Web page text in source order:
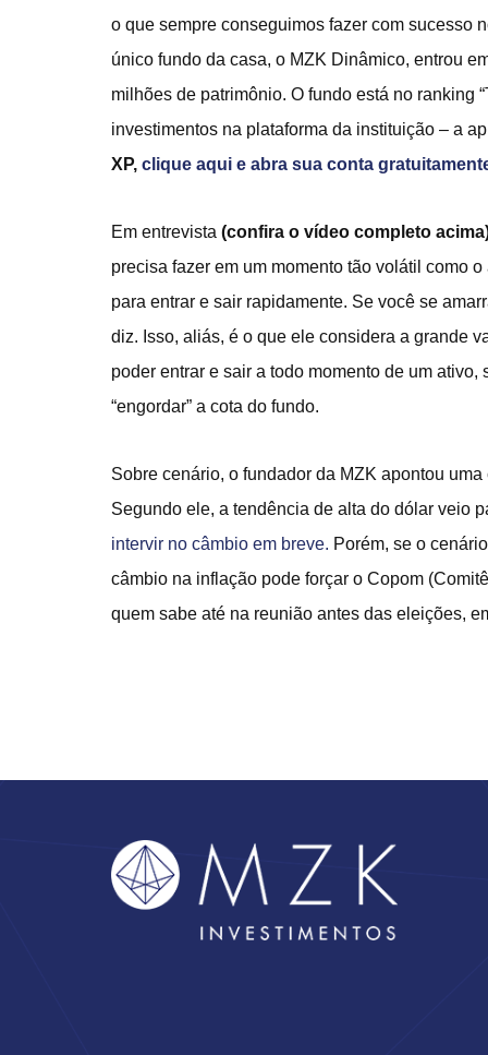
o que sempre conseguimos fazer com sucesso
único fundo da casa, o MZK Dinâmico, entrou
milhões de patrimônio. O fundo está no ranking
investimentos na plataforma da instituição – a
XP, clique aqui e abra sua conta
Em entrevista (confira o vídeo completo
precisa fazer em um momento tão volátil como
para entrar e sair rapidamente. Se você se
diz. Isso, aliás, é o que ele considera a grande
poder entrar e sair a todo momento de um
“engordar” a cota do fundo.
Sobre cenário, o fundador da MZK apontou
Segundo ele, a tendência de alta do dólar veio
intervir no câmbio em breve. Porém, se o
câmbio na inflação pode forçar o Copom
quem sabe até na reunião antes das eleições,